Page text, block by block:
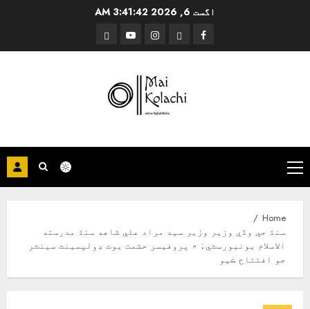
اگست 6, 2026 3:41:43 AM
Facebook
Instagram
YouTube
Threads
Primary
Menu
Home
سنڌ جي وڏي وزير وزير سيد مراد علي شاهه سنڌ مدرسته
الاسلام يونيورسٽيءَ ۾ پروفيسر حشمت يوٿ ڊولپمينٽ سينٽر
جو افتتاح ڪيو